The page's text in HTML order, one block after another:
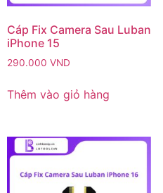
Cáp Fix Camera Sau Luban
iPhone 15
290.000 VND
Thêm vào giỏ hàng